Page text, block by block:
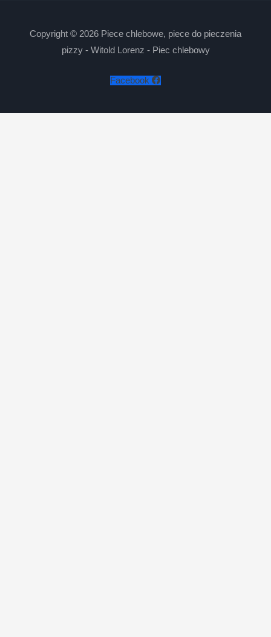
Copyright © 2026 Piece chlebowe, piece do pieczenia
pizzy - Witold Lorenz - Piec chlebowy
Facebook